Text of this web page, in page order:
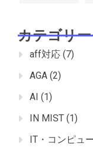
カテゴリー
aff対応 (7)
AGA (2)
AI (1)
IN MIST (1)
IT・コンピュ